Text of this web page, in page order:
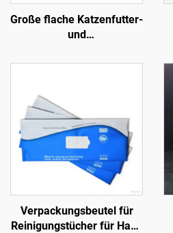
Große flache Katzenfutter-
und
500g 1kg 2,5kg 10kg 15kg
Boden aus Kunststoff
Verpackungsbeutel für
Reinigungstücher für Haut,